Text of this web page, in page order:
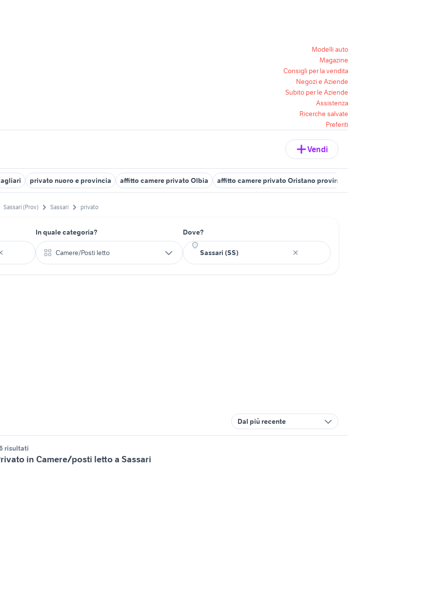
Modelli auto
Magazine
Consigli per la vendita
Negozi e Aziende
Subito per le Aziende
Assistenza
Ricerche salvate
Preferiti
Vendi
privato nuoro e provincia affitto camere privato Olbia affitto camere privato Oristano provincia
Sassari (Prov) Sassari privato
In quale categoria?
Camere/Posti letto
Dove?
Dal più recente
risultati
in Camere/posti letto a Sassari